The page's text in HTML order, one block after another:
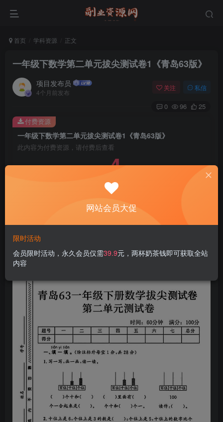
首页 学科资源 正文
一年级下数学第二单元拔尖测试卷1《青岛63版》
项目发布员
4个月前发布
关注 私信
0 96 25
一年级下数学第二单元拔尖测试卷1《青岛63版》
此内容为付费资源，请付费后查看
4
付费资源
网站会员大促
限时活动
会员限时活动，永久会员仅需39.9元，两杯奶茶钱即可获取全站
内容